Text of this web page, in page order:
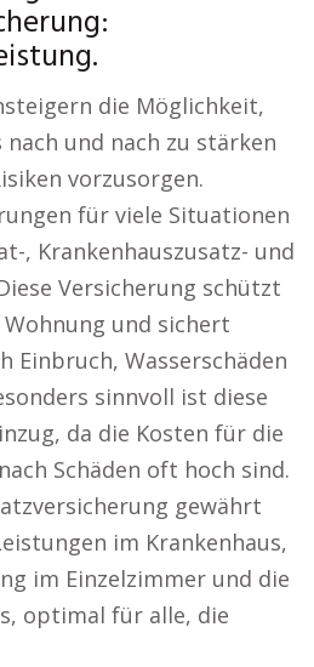
die Möglichkeit,
und nach zu stärken
vorzusorgen.
für viele Situationen
, Krankenhauszusatz- und
Versicherung schützt
und sichert
Einbruch, Wasserschäden
sinnvoll ist diese
da die Kosten für die
Schäden oft hoch sind.
gewährt
im Krankenhaus,
im Einzelzimmer und die
optimal für alle, die